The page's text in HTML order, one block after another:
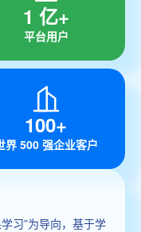
1 亿+
平台用户
100+
界 500 强企业客户
习”为导向，基于学